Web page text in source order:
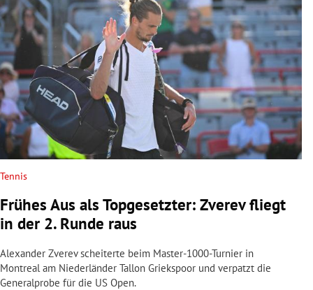
Tennis
Frühes Aus als Topgesetzter: Zverev fliegt
in der 2. Runde raus
Alexander Zverev scheiterte beim Master-1000-Turnier in
Montreal am Niederländer Tallon Griekspoor und verpatzt die
Generalprobe für die US Open.